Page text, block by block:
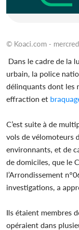
© Koaci.com -
Dans le cadre de la
urbain, la police
délinquants dont les
effraction et
C’est suite à de
vols de vélomoteurs
environnants, et de
de domiciles, que le
l’Arrondissement
investigations, a
Ils étaient membres
opéraient dans